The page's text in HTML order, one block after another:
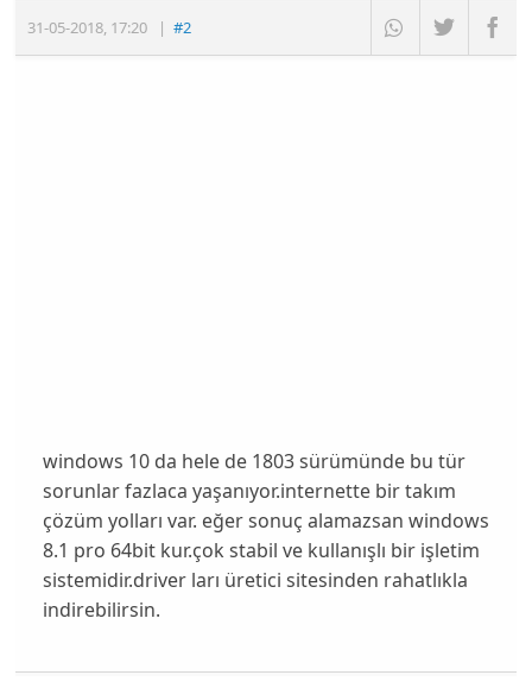
31-05-2018, 17:20 |#2
windows 10 da hele de 1803 sürümünde bu tür
sorunlar fazlaca yaşanıyor.internette bir takım
çözüm yolları var. eğer sonuç alamazsan windows
8.1 pro 64bit kur.çok stabil ve kullanışlı bir işletim
sistemidir.driver ları üretici sitesinden rahatlıkla
indirebilirsin.